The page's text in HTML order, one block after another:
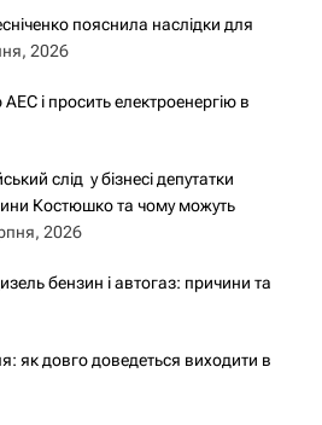
пояснила наслідки для
2026
і просить електроенергію в
слід у бізнесі депутатки
Костюшко та чому можуть
2026
бензин і автогаз: причини та
як довго доведеться виходити в